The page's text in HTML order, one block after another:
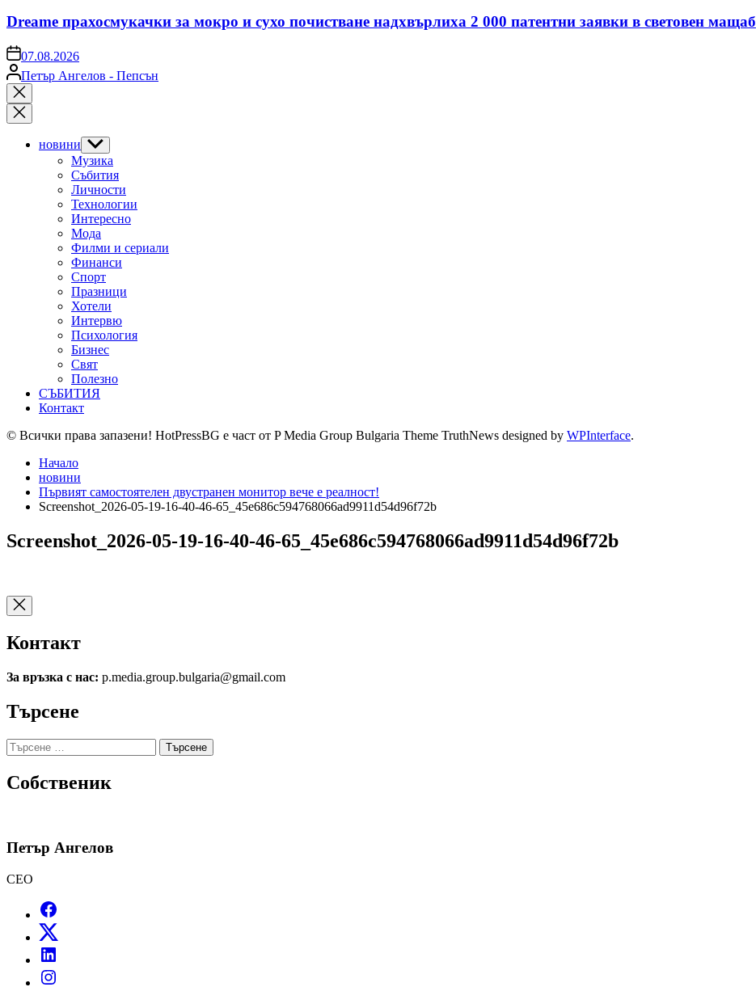
Dreame прахосмукачки за мокро и сухо почистване надхвърлиха 2 000 патентни заявки в световен мащаб
on07.08.2026
Posted
by
Петър Ангелов - Пепсън
Close
search
новини Show
sub
menu
Музика
Събития
Личности
Технологии
Интересно
Мода
Филми и сериали
Финанси
Спорт
Празници
Хотели
Интервю
Психология
Бизнес
Свят
Полезно
СЪБИТИЯ
Контакт
© Всички права запазени! HotPressBG е част от P Media Group Bulgaria Theme TruthNews designed by WPInterface.
Начало
новини
Първият самостоятелен двустранен монитор вече е реалност!
Screenshot_2026-05-19-16-40-46-65_45e686c594768066ad9911d54d96f72b
Screenshot_2026-05-19-16-40-46-65_45e686c594768066ad9911d54d96f72b
Контакт
За връзка с нас: p.media.group.bulgaria@gmail.com
Търсене
Търсене
за:
Собственик
Петър Ангелов
CEO